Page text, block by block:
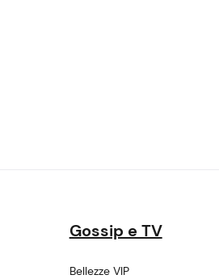
Gossip e TV
Bellezze VIP